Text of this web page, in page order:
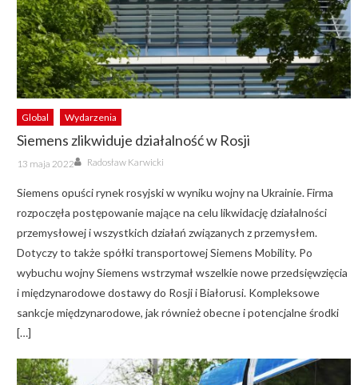
Global Wydarzenia
Siemens zlikwiduje działalność w Rosji
Posted
on
13 maja 2022 Author
Radosław Karwicki
Siemens opuści rynek rosyjski w wyniku wojny na Ukrainie. Firma
rozpoczęła postępowanie mające na celu likwidację działalności
przemysłowej i wszystkich działań związanych z przemysłem.
Dotyczy to także spółki transportowej Siemens Mobility. Po
wybuchu wojny Siemens wstrzymał wszelkie nowe przedsięwzięcia
i międzynarodowe dostawy do Rosji i Białorusi. Kompleksowe
sankcje międzynarodowe, jak również obecne i potencjalne środki
[…]